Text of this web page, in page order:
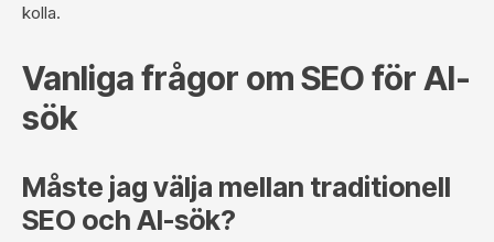
kolla.
Vanliga frågor om SEO för AI-
sök
Måste jag välja mellan traditionell
SEO och AI-sök?